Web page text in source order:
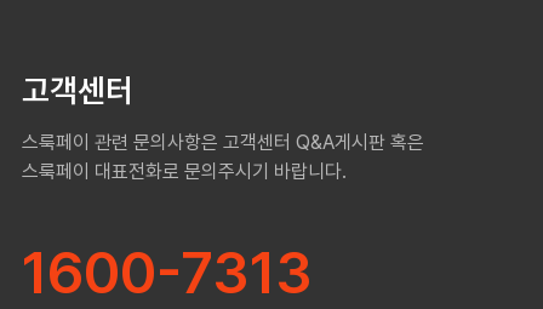
고객센터
스룩페이 관련 문의사항은 고객센터 Q&A게시판 혹은
스룩페이 대표전화로 문의주시기 바랍니다.
1600-7313